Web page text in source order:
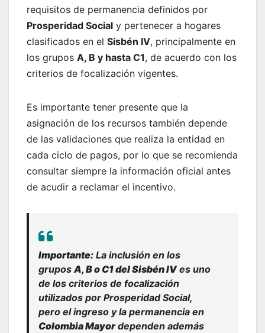
requisitos de permanencia definidos por
Prosperidad Social y pertenecer a hogares
clasificados en el Sisbén IV, principalmente en
los grupos A, B y hasta C1, de acuerdo con los
criterios de focalización vigentes.
Es importante tener presente que la
asignación de los recursos también depende
de las validaciones que realiza la entidad en
cada ciclo de pagos, por lo que se recomienda
consultar siempre la información oficial antes
de acudir a reclamar el incentivo.
Importante: La inclusión en los
grupos A, B o C1 del Sisbén IVes uno
de los criterios de focalización
utilizados por Prosperidad Social,
pero el ingreso y la permanencia en
Colombia Mayordependen además